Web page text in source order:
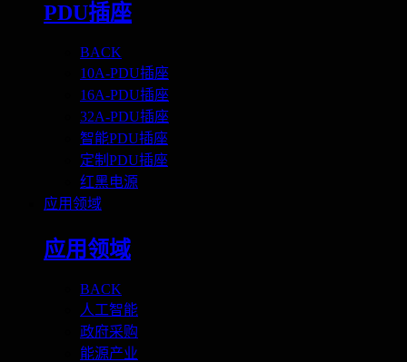
PDU插座
BACK
10A-PDU插座
16A-PDU插座
32A-PDU插座
智能PDU插座
定制PDU插座
红黑电源
应用领域
应用领域
BACK
人工智能
政府采购
能源产业